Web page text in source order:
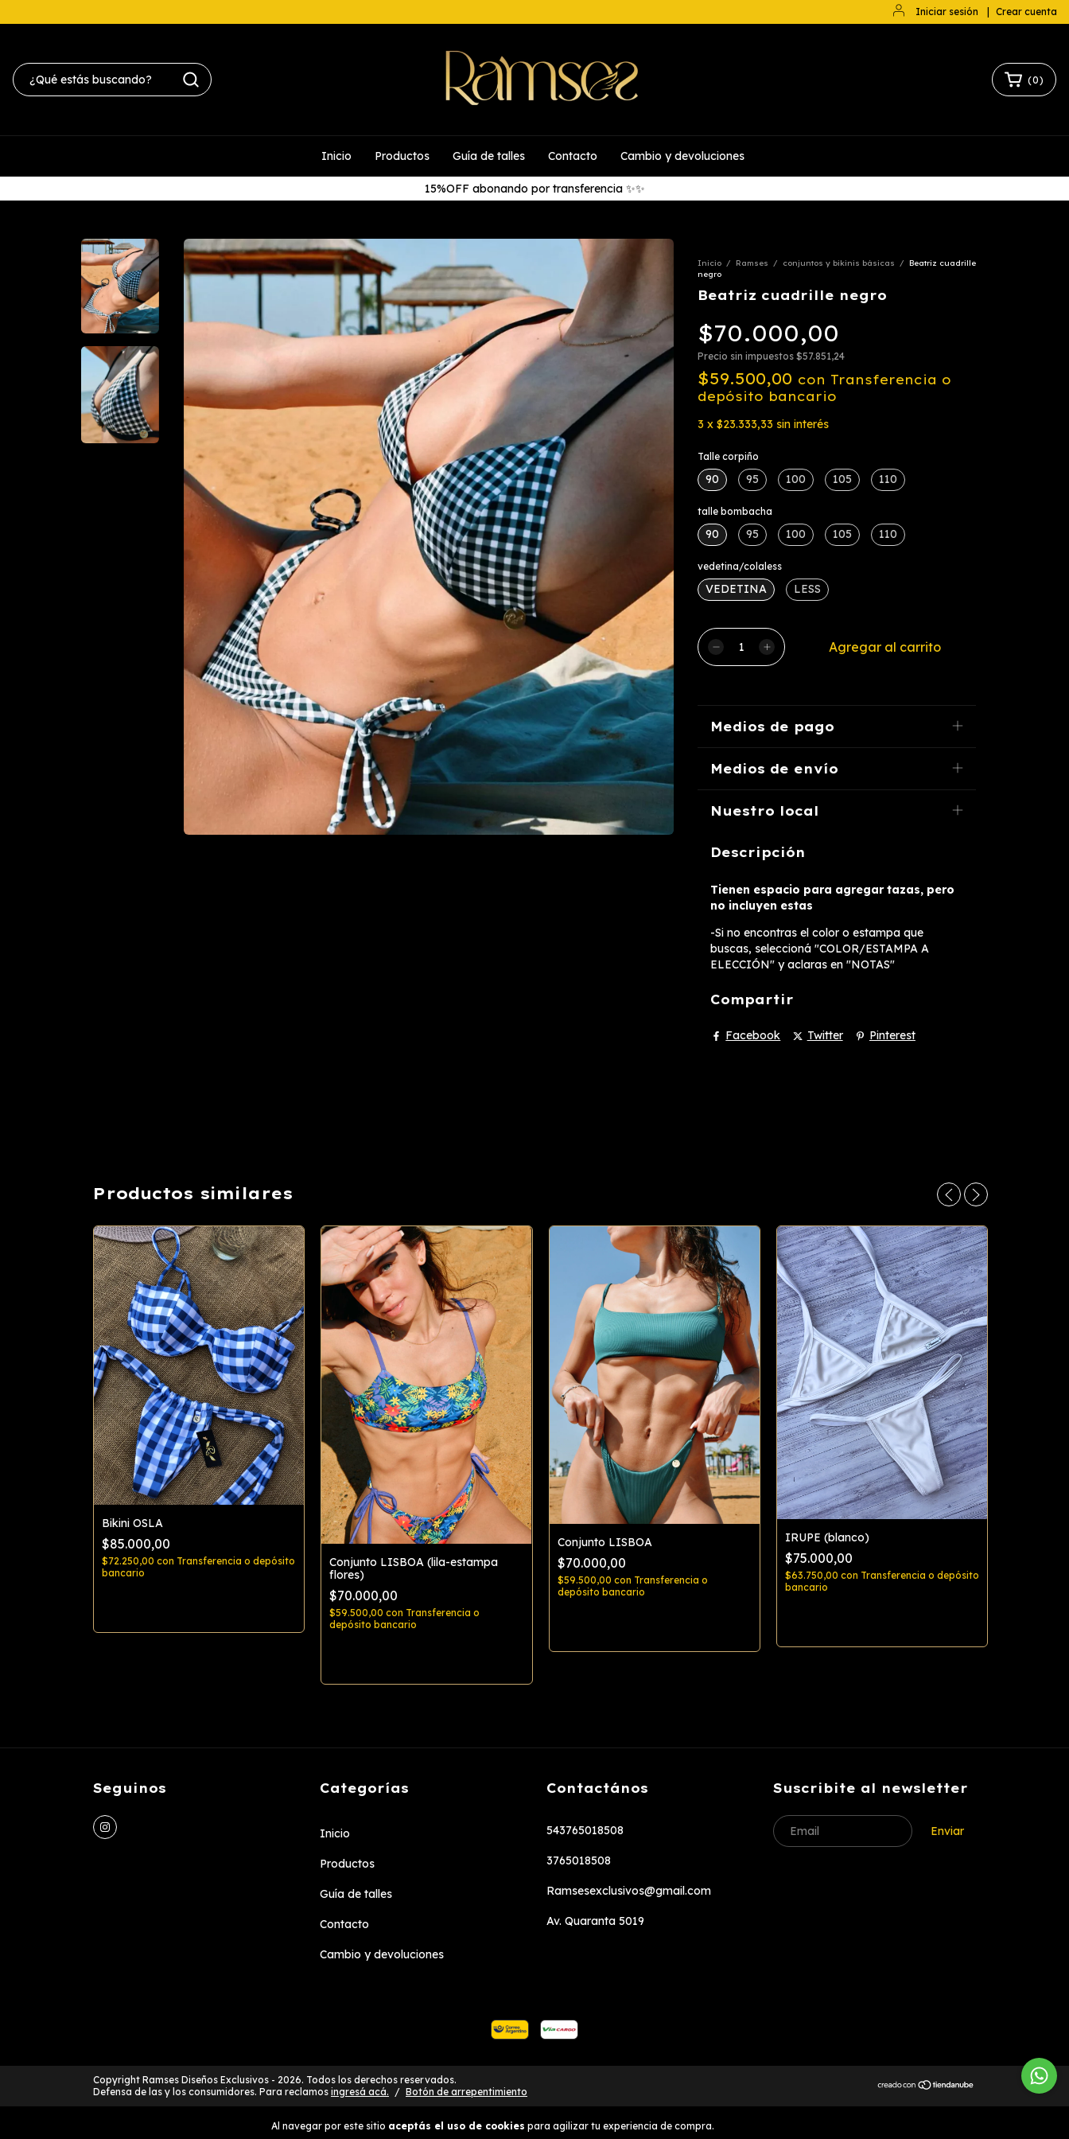
Iniciar sesión Crear cuenta
15%OFF abonando por transferencia ✨✨
(0)
Inicio Productos Guía de talles Contacto Cambio y devoluciones
Al navegar por este sitio aceptás el uso de cookies para agilizar tu experiencia de compra.
Inicio / Ramses / conjuntos y bikinis básicas / Beatriz cuadrille
negro
Beatriz cuadrille negro
$70.000,00
Precio sin impuestos $57.851,24
$59.500,00 con Transferencia o
depósito bancario
3 x $23.333,33 sin interés
Talle corpiño
90 95 100 105 110
talle bombacha
90 95 100 105 110
vedetina/colaless
VEDETINA LESS
Medios de pago
Medios de envío
Nuestro local
Descripción
Tienen espacio para agregar tazas, pero
no incluyen estas
-Si no encontras el color o estampa que
buscas, seleccioná "COLOR/ESTAMPA A
ELECCIÓN" y aclaras en "NOTAS"
Compartir
Facebook Twitter Pinterest
Productos similares
Bikini OSLA
$85.000,00
$72.250,00 con Transferencia o depósito
bancario
Conjunto LISBOA (lila-estampa
flores)
$70.000,00
$59.500,00con Transferencia o
depósito bancario
Conjunto LISBOA
$70.000,00
$59.500,00 con Transferencia o
depósito bancario
IRUPE (blanco)
$75.000,00
$63.750,00 con Transferencia o depósito
bancario
Seguinos Categorías
Inicio
Productos
Guía de talles
Contacto
Cambio y devoluciones
Contactános
543765018508
3765018508
Ramsesexclusivos@gmail.com
Av. Quaranta 5019
Suscribite al newsletter
Copyright Ramses Diseños Exclusivos - 2026. Todos los derechos reservados.
Defensa de las y los consumidores. Para reclamos ingresá acá. / Botón de arrepentimiento